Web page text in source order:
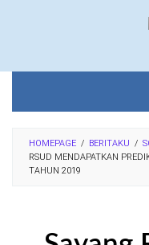
HOMEPAGE / BERITAKU /
RSUD MENDAPATKAN
TAHUN 2019